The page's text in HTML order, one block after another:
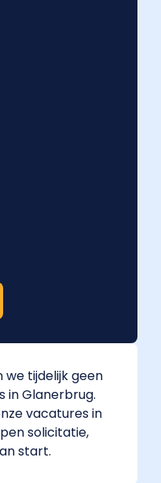
tijdelijk geen
in Glanerbrug.
vacatures in
solicitatie,
start.